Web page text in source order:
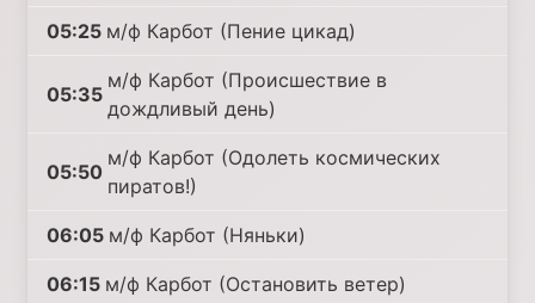
05:25 м/ф Карбот (Пение цикад)
05:35
м/ф Карбот (Происшествие в
дождливый день)
05:50
м/ф Карбот (Одолеть космических
пиратов!)
06:05 м/ф Карбот (Няньки)
06:15 м/ф Карбот (Остановить ветер)